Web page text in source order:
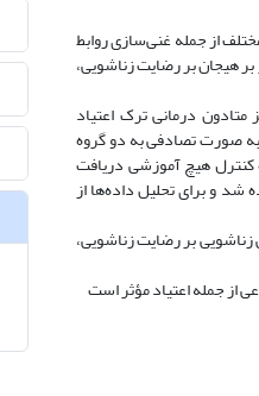
از جمله غنی‌سازی روابط
هیجان بر رضایت زناشویی،
افراد معتاد مراجعه‌کننده به مراکز متادون‌ درمانی ترک اعتیاد
انتخاب شد و به صورت تصادفی به دو گروه
اما گروه کنترل هیچ آموزشی دریافت
و پرسشنامۀ 47 سؤالی رضایت زناشویی استفاده شد و برای تحلیل داده‌ها از
بر رضایت زناشویی،
از جمله اعتیاد مؤثر است